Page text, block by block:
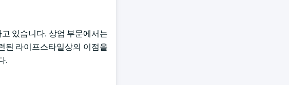
있습니다. 상업 부문에서는
된 라이프스타일상의 이점을
.